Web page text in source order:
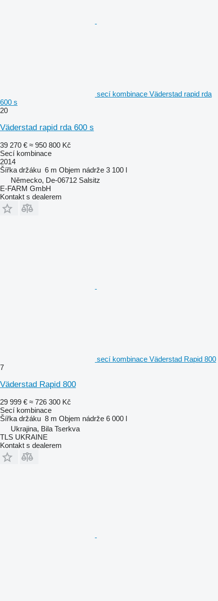
secí kombinace Väderstad rapid rda
600 s
20
Väderstad rapid rda 600 s
39 270 € ≈ 950 800 Kč
Secí kombinace
2014
Šířka držáku 6 m Objem nádrže 3 100 l
Německo, De-06712 Salsitz
E-FARM GmbH
Kontakt s dealerem
secí kombinace Väderstad Rapid 800
7
Väderstad Rapid 800
29 999 € ≈ 726 300 Kč
Secí kombinace
Šířka držáku 8 m Objem nádrže 6 000 l
Ukrajina, Bila Tserkva
TLS UKRAINE
Kontakt s dealerem